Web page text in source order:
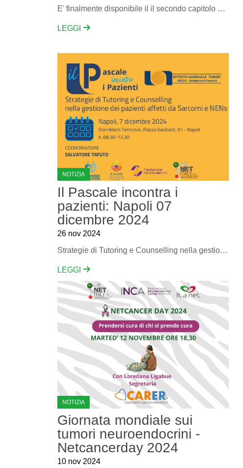
E' finalmente disponibile il il secondo capitolo di questo nostro viaggio tra le storie di pazienti
LEGGI
NOTIZIA
Il Pascale incontra i
pazienti: Napoli 07
dicembre 2024
26 nov 2024
Strategie di Tutoring e Counselling nella gestione dei pazienti affetti da Sarcomi e NENs
LEGGI
NOTIZIA
Giornata mondiale sui
tumori neuroendocrini -
Netcancerday 2024
10 nov 2024